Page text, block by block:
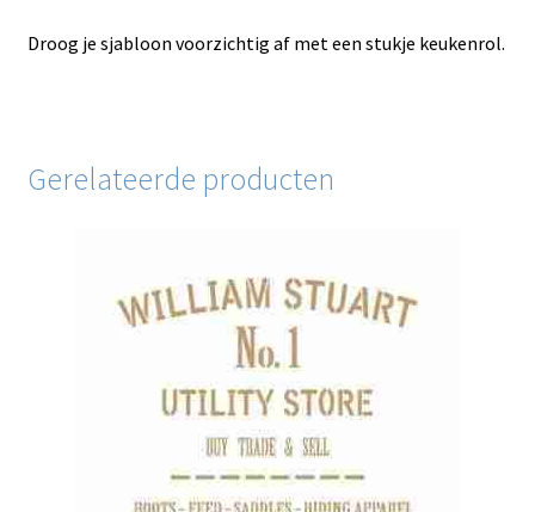
Droog je sjabloon voorzichtig af met een stukje keukenrol.
Gerelateerde producten